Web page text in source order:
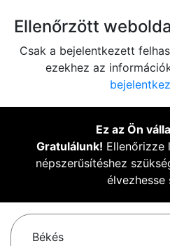
Ellenőrzött
Csak a bejelentkezett
ezekhez az
Ez az Ön
Gratulálunk! Ellenőrizze
népszerűsítéshez
élvezhesse
Békés